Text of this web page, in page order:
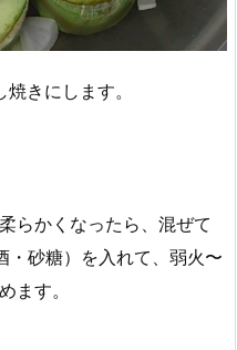
きにします。
らかくなったら、混ぜて
・砂糖）を入れて、弱火〜
ます。